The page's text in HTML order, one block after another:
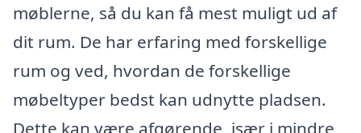
møblerne, så du kan få mest muligt ud af
dit rum. De har erfaring med forskellige
rum og ved, hvordan de forskellige
møbeltyper bedst kan udnytte pladsen.
Dette kan være afgørende, især i mindre